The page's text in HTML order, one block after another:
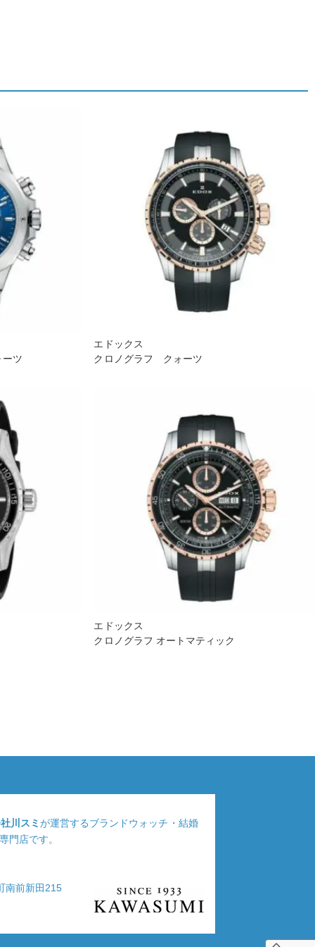
ツ
エドックス
クロノグラフ クォーツ
エドックス
クロノグラフ オートマティック
川スミが運営するブランドウォッチ・結婚
門店です。
南前新田215